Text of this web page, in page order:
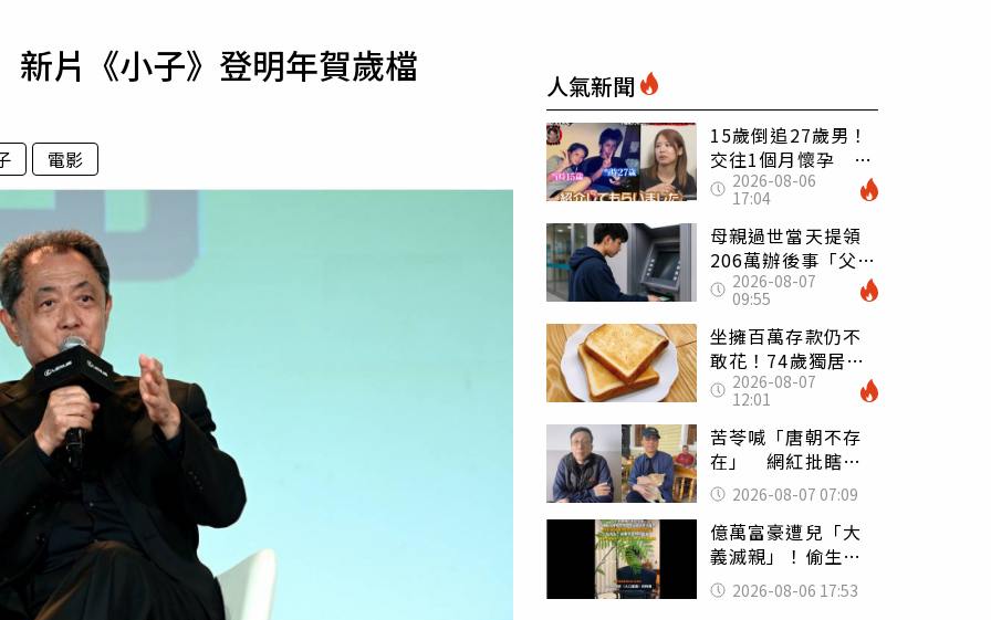
運勢
片《小子》登明年賀歲檔
電影
人氣新聞
15歲倒追27歲男！
交往1個月懷孕 36
歲當阿嬤故事曝光
2026-08-06
17:04
母親過世當天提領
206萬辦後事「父子
遭判刑」 律師：
搶錢先下手是罪
2026-08-07
09:55
坐擁百萬存款仍不
敢花！74歲獨居翁
「1餐只吃1片吐
司」 半年後暴瘦
嚇壞女兒
2026-08-07
12:01
苦苓喊「唐朝不存
在」 網紅批瞎編
歷史：李白、杜甫
用鮮卑文寫詩？
2026-08-07 07:09
億萬富豪遭兒「大
義滅親」！偷生子
怕曝光 竟盜鄰居
身份辦假證落戶
2026-08-06 17:53